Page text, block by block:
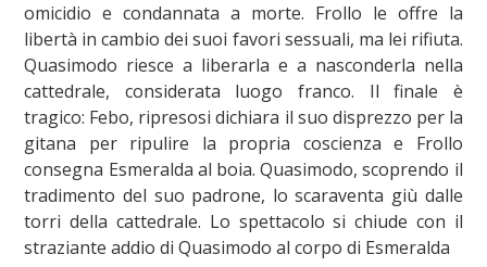
omicidio e condannata a morte. Frollo le offre la
libertà in cambio dei suoi favori sessuali, ma lei rifiuta.
Quasimodo riesce a liberarla e a nasconderla nella
cattedrale, considerata luogo franco. Il finale è
tragico: Febo, ripresosi dichiara il suo disprezzo per la
gitana per ripulire la propria coscienza e Frollo
consegna Esmeralda al boia. Quasimodo, scoprendo il
tradimento del suo padrone, lo scaraventa giù dalle
torri della cattedrale. Lo spettacolo si chiude con il
straziante addio di Quasimodo al corpo di Esmeralda